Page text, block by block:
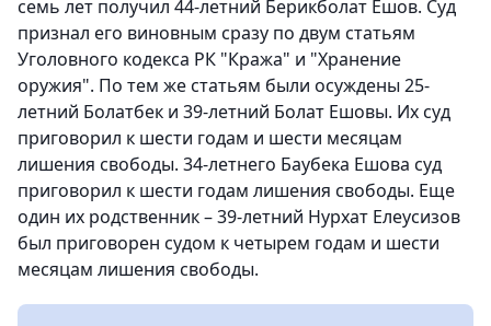
семь лет получил 44-летний Берикболат Ешов. Суд
признал его виновным сразу по двум статьям
Уголовного кодекса РК "Кража" и "Хранение
оружия". По тем же статьям были осуждены 25-
летний Болатбек и 39-летний Болат Ешовы. Их суд
приговорил к шести годам и шести месяцам
лишения свободы. 34-летнего Баубека Ешова суд
приговорил к шести годам лишения свободы. Еще
один их родственник – 39-летний Нурхат Елеусизов
был приговорен судом к четырем годам и шести
месяцам лишения свободы.